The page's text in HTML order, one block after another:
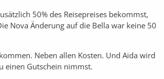
50% des Reisepreises bekommst,
Nova Änderung auf die Bella war keine 50
Neben allen Kosten. Und Aida wird
einen Gutschein nimmst.